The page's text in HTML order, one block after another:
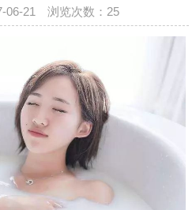
06-21 浏览次数： 25